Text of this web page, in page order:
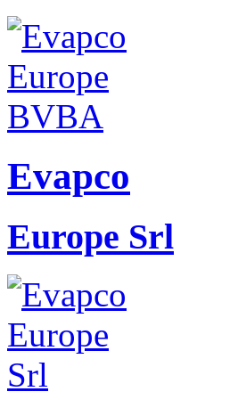
Evapco
Europe Srl